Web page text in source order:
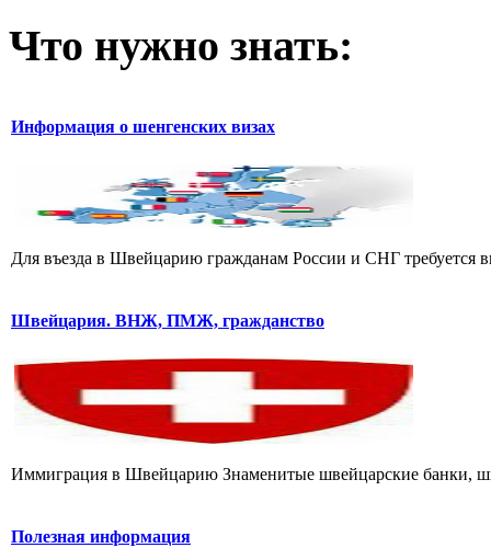
Что нужно знать:
Информация о шенгенских визах
Для въезда в Швейцарию гражданам России и СНГ требуется
Швейцария. ВНЖ, ПМЖ, гражданство
Иммиграция в Швейцарию Знаменитые швейцарские банки,
Полезная информация